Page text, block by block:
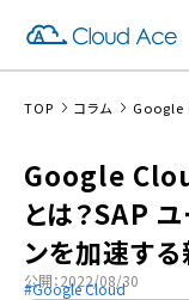
TOP コラム
Google
とは？SAP
ンを加速す
公開：2022/08/30
Google Cloud